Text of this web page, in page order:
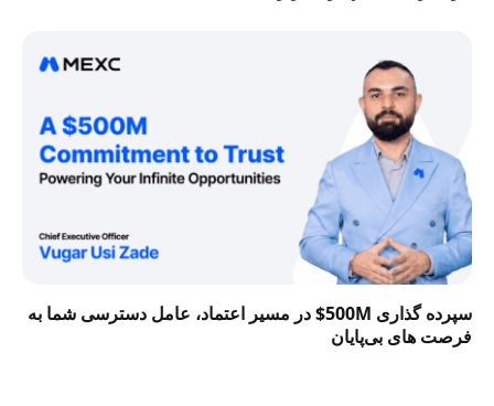
سپرده گذاری 500M$ در مسیر اعتماد، عامل دسترسی شما به
فرصت‌ های بی‌پایان